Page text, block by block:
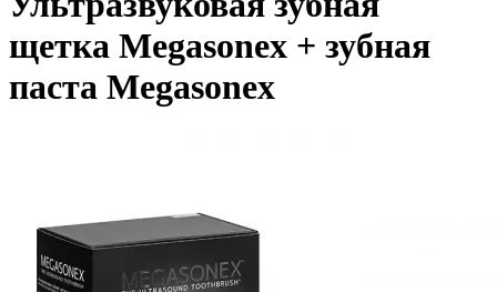
щетка Megasonex + зубная
паста Megasonex